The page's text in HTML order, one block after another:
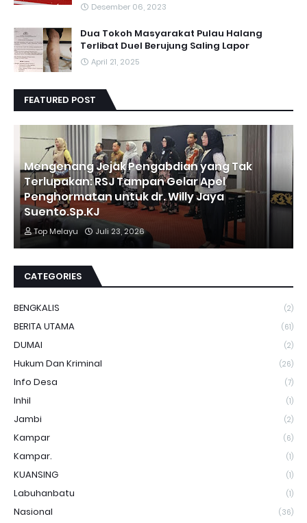
Desember 06, 2023
Dua Tokoh Masyarakat Pulau Halang
Terlibat Duel Berujung Saling Lapor
April 21, 2025
FEATURED POST
Mengenang Jejak Pengabdian yang Tak
Terlupakan: RSJ Tampan Gelar Apel
Penghormatan untuk dr. Willy Jaya
Suento.Sp.KJ
Top Melayu Juli 23, 2026
CATEGORIES
BENGKALIS (2)
BERITA UTAMA (61)
DUMAI (2)
Hukum Dan Kriminal (26)
Info Desa (7)
Inhil (1)
Jambi (2)
Kampar (6)
Kampar. (1)
KUANSING (1)
Labuhanbatu (1)
Nasional (36)